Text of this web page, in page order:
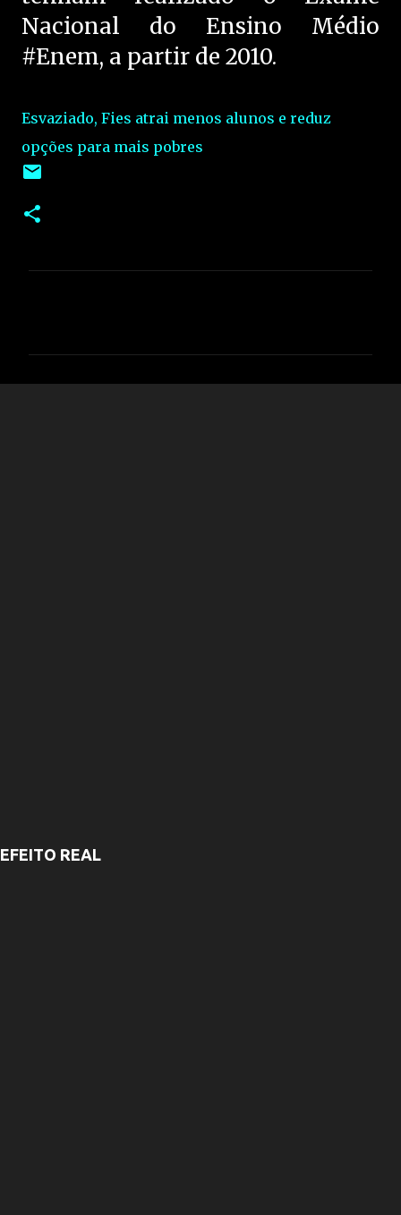
Nacional do Ensino Médio
#Enem, a partir de 2010.
Esvaziado, Fies atrai menos alunos e reduz
opções para mais pobres
EFEITO REAL